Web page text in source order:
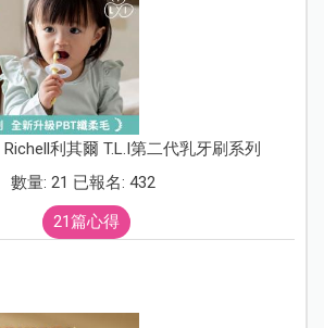
Richell利其爾 T.L.I第二代乳牙刷系列
數量: 21 已報名: 432
21篇心得